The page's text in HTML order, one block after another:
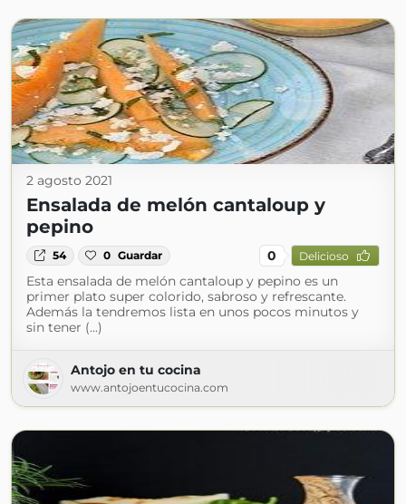
2 agosto 2021
Ensalada de melón cantaloup y
pepino
54 0 Guardar 0 Delicioso
Esta ensalada de melón cantaloup y pepino es un
primer plato super colorido, sabroso y refrescante.
Además la tendremos lista en unos pocos minutos y
sin tener (...)
Antojo en tu cocina
www.antojoentucocina.com